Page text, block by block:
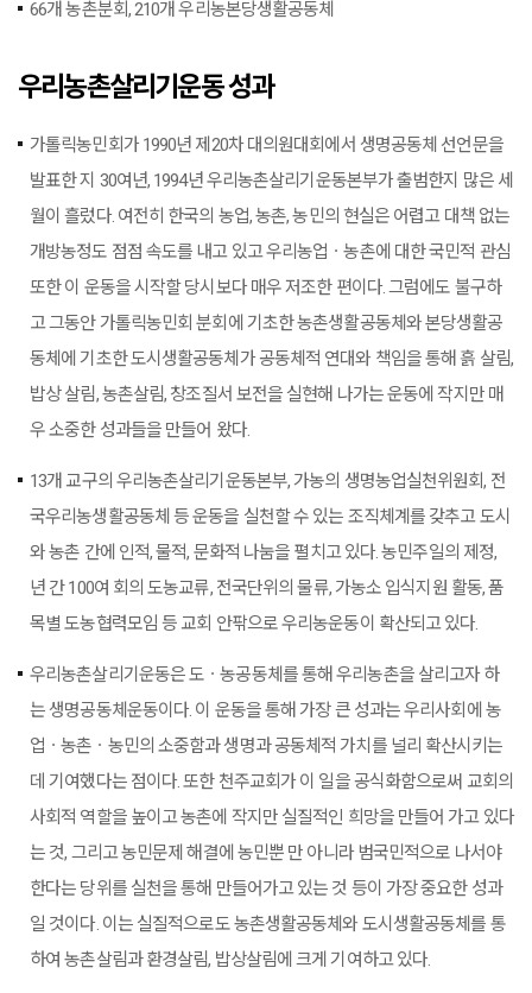
66개 농촌분회, 210개 우리농본당생활공동체
우리농촌살리기운동 성과
가톨릭농민회가 1990년 제20차 대의원대회에서 생명공동체 선언문을
발표한 지 30여년, 1994년 우리농촌살리기운동본부가 출범한지 많은 세
월이 흘렀다. 여전히 한국의 농업, 농촌, 농민의 현실은 어렵고 대책 없는
개방농정도 점점 속도를 내고 있고 우리농업ㆍ농촌에 대한 국민적 관심
또한 이 운동을 시작할 당시보다 매우 저조한 편이다. 그럼에도 불구하
고 그동안 가톨릭농민회 분회에 기초한 농촌생활공동체와 본당생활공
동체에 기초한 도시생활공동체가 공동체적 연대와 책임을 통해 흙 살림,
밥상 살림, 농촌살림, 창조질서 보전을 실현해 나가는 운동에 작지만 매
우 소중한 성과들을 만들어 왔다.
13개 교구의 우리농촌살리기운동본부, 가농의 생명농업실천위원회, 전
국우리농생활공동체 등 운동을 실천할 수 있는 조직체계를 갖추고 도시
와 농촌 간에 인적, 물적, 문화적 나눔을 펼치고 있다. 농민주일의 제정,
년 간 100여 회의 도농교류, 전국단위의 물류, 가농소 입식지원 활동, 품
목별 도농협력모임 등 교회 안팎으로 우리농운동이 확산되고 있다.
우리농촌살리기운동은 도ㆍ농공동체를 통해 우리농촌을 살리고자 하
는 생명공동체운동이다. 이 운동을 통해 가장 큰 성과는 우리사회에 농
업ㆍ농촌ㆍ농민의 소중함과 생명과 공동체적 가치를 널리 확산시키는
데 기여했다는 점이다. 또한 천주교회가 이 일을 공식화함으로써 교회의
사회적 역할을 높이고 농촌에 작지만 실질적인 희망을 만들어 가고 있다
는 것, 그리고 농민문제 해결에 농민뿐 만 아니라 범국민적으로 나서야
한다는 당위를 실천을 통해 만들어가고 있는 것 등이 가장 중요한 성과
일 것이다. 이는 실질적으로도 농촌생활공동체와 도시생활공동체를 통
하여 농촌살림과 환경살림, 밥상살림에 크게 기여하고 있다.